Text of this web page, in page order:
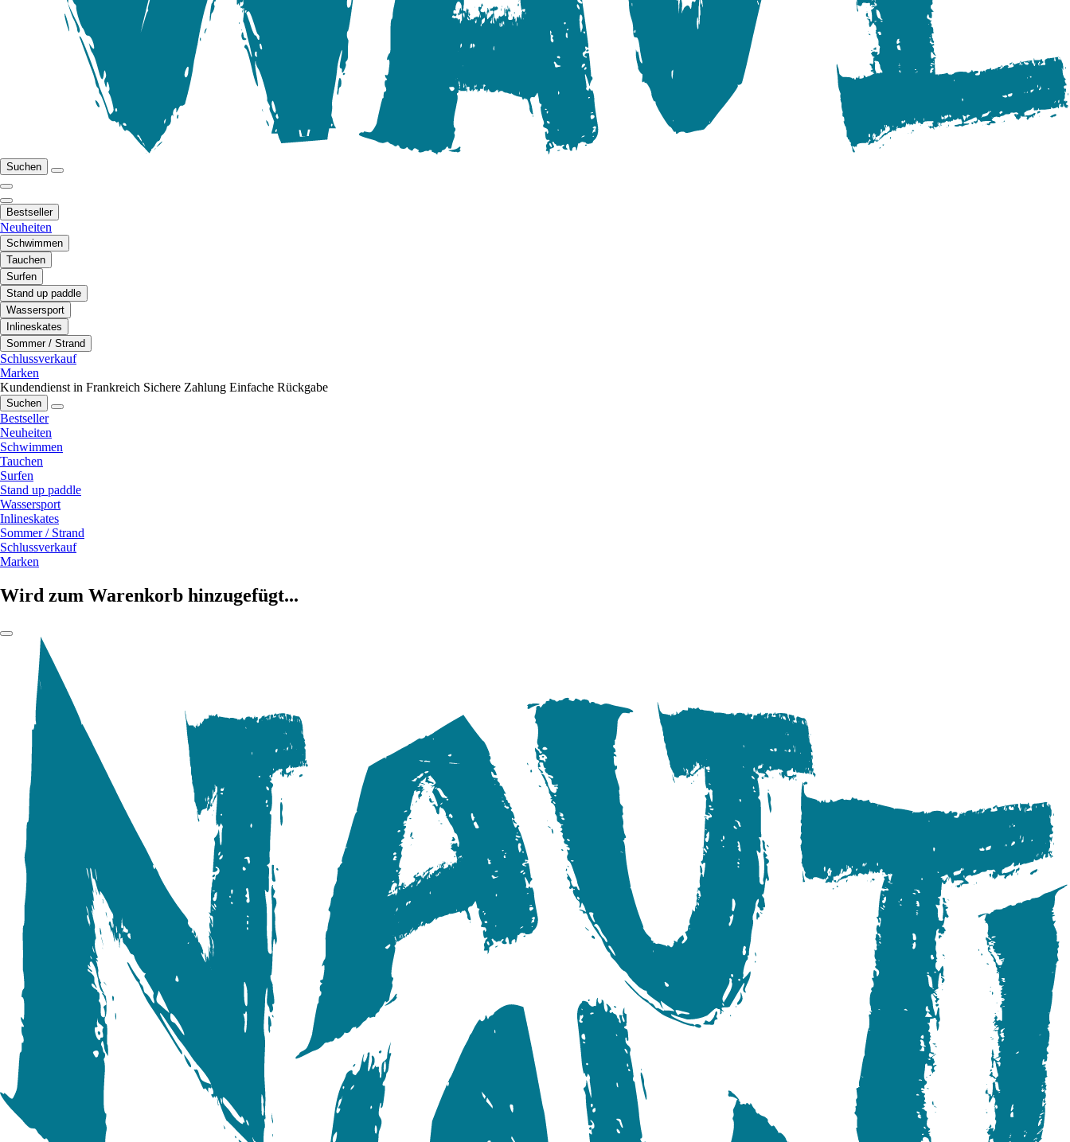
Suchen
Bestseller
Neuheiten
Schwimmen
Tauchen
Surfen
Stand up paddle
Wassersport
Inlineskates
Sommer / Strand
Schlussverkauf
Marken
Kundendienst in Frankreich Sichere Zahlung Einfache Rückgabe
Suchen
Bestseller
Neuheiten
Schwimmen
Tauchen
Surfen
Stand up paddle
Wassersport
Inlineskates
Sommer / Strand
Schlussverkauf
Marken
Wird zum Warenkorb hinzugefügt...